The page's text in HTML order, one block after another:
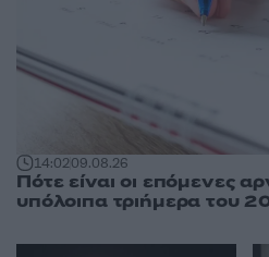
14:0209.08.26
Πότε είναι οι επόμενες
υπόλοιπα τριήμερα του